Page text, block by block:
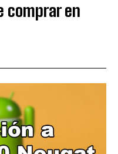
comprar en